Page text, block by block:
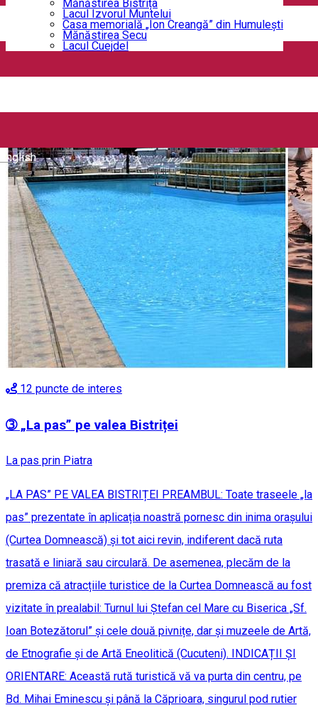
English
Mănăstirea Bistrița
Lacul Izvorul Muntelui
Casa memorială „Ion Creangă” din Humuleşti
Mănăstirea Secu
Lacul Cuejdel
12 puncte de interes
➂ „La pas” pe valea Bistriței
La pas prin Piatra
„LA PAS” PE VALEA BISTRIȚEI PREAMBUL: Toate traseele „la
pas” prezentate în aplicația noastră pornesc din inima orașului
(Curtea Domnească) și tot aici revin, indiferent dacă ruta
trasată e liniară sau circulară. De asemenea, plecăm de la
premiza că atracțiile turistice de la Curtea Domnească au fost
vizitate în prealabil: Turnul lui Ștefan cel Mare cu Biserica „Sf.
Ioan Botezătorul” și cele două pivnițe, dar și muzeele de Artă,
de Etnografie și de Artă Eneolitică (Cucuteni). INDICAȚII ȘI
ORIENTARE: Această rută turistică vă va purta din centru, pe
Bd. Mihai Eminescu și până la Căprioara, singurul pod rutier